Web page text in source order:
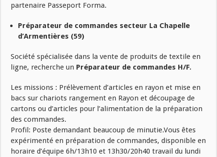
partenaire Passeport Forma.
Préparateur de commandes secteur La Chapelle
d’Armentières (59)
Société spécialisée dans la vente de produits de textile en
ligne, recherche un Préparateur de commandes H/F.
Les missions : Prélèvement d’articles en rayon et mise en
bacs sur chariots rangement en Rayon et découpage de
cartons ou d’articles pour l’alimentation de la préparation
des commandes.
Profil: Poste demandant beaucoup de minutie.Vous êtes
expérimenté en préparation de commandes, disponible en
horaire d’équipe 6h/13h10 et 13h30/20h40 travail du lundi